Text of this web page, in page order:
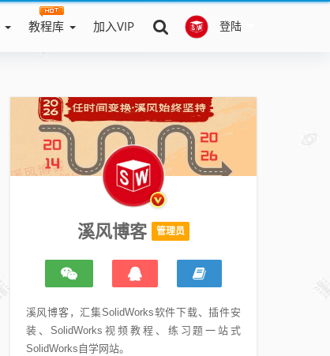
登陆
教程库 加入VIP
溪风博客 管理员
溪风博客，汇集SolidWorks软件下载、插件安
装、SolidWorks视频教程、练习题一站式
SolidWorks自学网站。